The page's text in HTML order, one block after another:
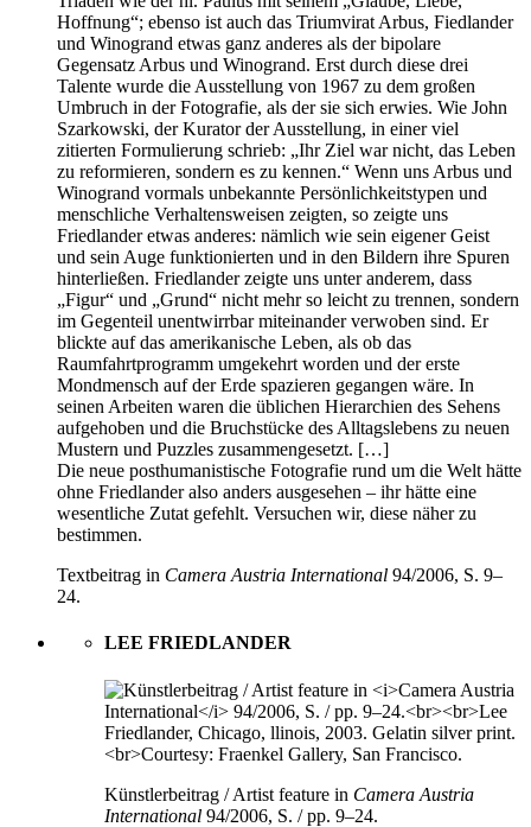
Hoffnung“; ebenso ist auch das Triumvirat Arbus, Fiedlander
und Winogrand etwas ganz anderes als der bipolare
Gegensatz Arbus und Winogrand. Erst durch diese drei
Talente wurde die Ausstellung von 1967 zu dem großen
Umbruch in der Fotografie, als der sie sich erwies. Wie John
Szarkowski, der Kurator der Ausstellung, in einer viel
zitierten Formulierung schrieb: „Ihr Ziel war nicht, das Leben
zu reformieren, sondern es zu kennen.“ Wenn uns Arbus und
Winogrand vormals unbekannte Persönlichkeitstypen und
menschliche Verhaltensweisen zeigten, so zeigte uns
Friedlander etwas anderes: nämlich wie sein eigener Geist
und sein Auge funktionierten und in den Bildern ihre Spuren
hinterließen. Friedlander zeigte uns unter anderem, dass
„Figur“ und „Grund“ nicht mehr so leicht zu trennen, sondern
im Gegenteil unentwirrbar miteinander verwoben sind. Er
blickte auf das amerikanische Leben, als ob das
Raumfahrtprogramm um­gekehrt worden und der erste
Mondmensch auf der Erde spazieren gegangen wäre. In
seinen Arbeiten waren die üblichen Hierarchien des Sehens
aufgehoben und die Bruchstücke des Alltagslebens zu neuen
Mustern und Puzzles zusammengesetzt. […]
Die neue posthumanistische Fotografie rund um die Welt hätte
ohne Friedlander also anders ausgesehen – ihr hätte eine
wesentliche Zutat gefehlt. Versuchen wir, diese näher zu
bestimmen.
Textbeitrag in Camera Austria International 94/2006, S. 9–
24.
LEE FRIEDLANDER
Künstlerbeitrag / Artist feature in Camera Austria
International 94/2006, S. / pp. 9–24.